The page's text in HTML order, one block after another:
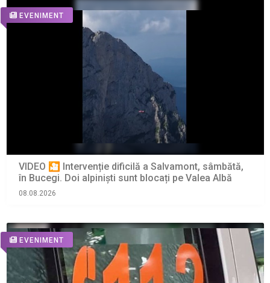
EVENIMENT
VIDEO 🎦 Intervenție dificilă a Salvamont, sâmbătă,
în Bucegi. Doi alpiniști sunt blocați pe Valea Albă
08.08.2026
EVENIMENT